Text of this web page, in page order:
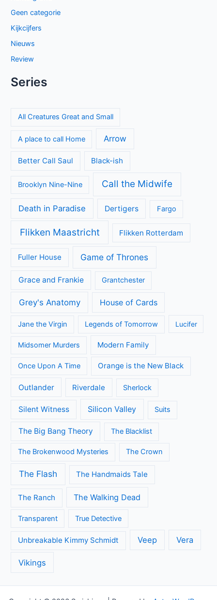
Geen categorie
Kijkcijfers
Nieuws
Review
Series
All Creatures Great and Small
A place to call Home Arrow
Better Call Saul Black-ish
Brooklyn Nine-Nine Call the Midwife
Death in Paradise Dertigers Fargo
Flikken Maastricht Flikken Rotterdam
Fuller House Game of Thrones
Grace and Frankie Grantchester
Grey's Anatomy House of Cards
Jane the Virgin Legends of Tomorrow Lucifer
Midsomer Murders Modern Family
Once Upon A Time Orange is the New Black
Outlander Riverdale Sherlock
Silent Witness Silicon Valley Suits
The Big Bang Theory The Blacklist
The Brokenwood Mysteries The Crown
The Flash The Handmaids Tale
The Ranch The Walking Dead
Transparent True Detective
Unbreakable Kimmy Schmidt Veep Vera
Vikings